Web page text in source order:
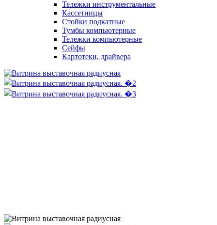
Тележки инструментальные
Кассетницы
Стойки подкатные
Тумбы компьютерные
Тележки компьютерные
Сейфы
Картотеки, драйвера